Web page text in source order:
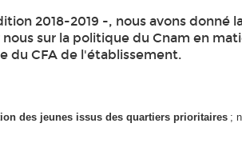
2018-2019 -, nous avons donné
sur la politique du Cnam en
du CFA de l'établissement.
des jeunes issus des quartiers prioritaires ;